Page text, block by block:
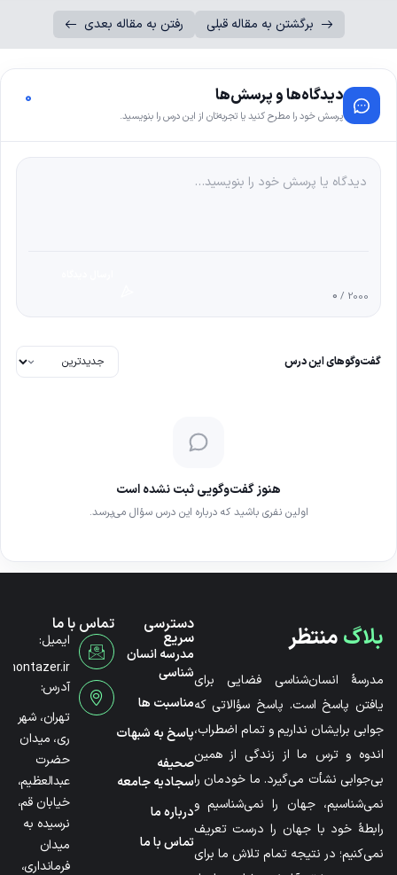
برگشتن به مقاله قبلی رفتن به مقاله بعدی
دیدگاه‌ها و پرسش‌ها
پرسش خود را مطرح کنید یا تجربه‌تان از این درس را بنویسید.
0
0 / 2000
گفت‌وگوهای این درس
هنوز گفت‌وگویی ثبت نشده است
اولین نفری باشید که درباره این درس سؤال می‌پرسد.
بلاگمنتظر
مدرسۀ انسان‌شناسی فضایی برای
یافتن پاسخ است. پاسخ سؤالاتی که
جوابی برایشان نداریم و تمام اضطراب،
اندوه و ترس ما از زندگی از همین
بی‌جوابی نشأت می‌گیرد. ما خودمان را
نمی‌شناسیم، جهان را نمی‌شناسیم و
رابطۀ خود با جهان را درست تعریف
نمی‌کنیم؛ در نتیجه تمام تلاش ما برای
دسترسی
سریع
مدرسه انسان
شناسی
مناسبت ها
پاسخ به شبهات
صحیفه
سجادیه جامعه
درباره ما
تماس با ما
تماس با ما
ایمیل:
آدرس:
تهران، شهر
ری، میدان
حضرت
عبدالعظیم،
خیابان قم،
نرسیده به
میدان
فرمانداری،